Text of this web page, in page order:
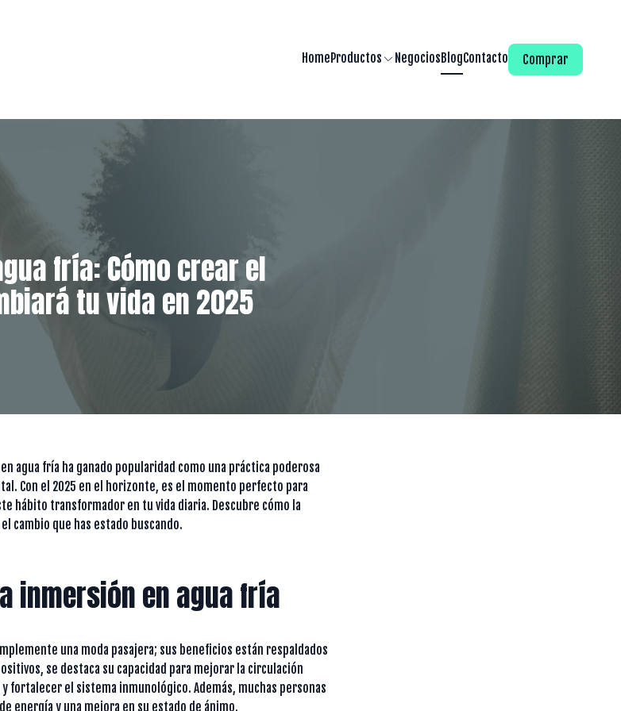
HomeProductos NegociosBlogContacto Comprar
fría: Cómo crear el
tu vida en 2025
agua fría ha ganado popularidad como una práctica poderosa
Con el 2025 en el horizonte, es el momento perfecto para
hábito transformador en tu vida diaria. Descubre cómo la
cambio que has estado buscando.
inmersión en agua fría
una moda pasajera; sus beneficios están respaldados
se destaca su capacidad para mejorar la circulación
fortalecer el sistema inmunológico. Además, muchas personas
energía y una mejora en su estado de ánimo.